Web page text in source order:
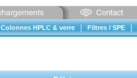
Colonnes HPLC & verre Filtres / SPE